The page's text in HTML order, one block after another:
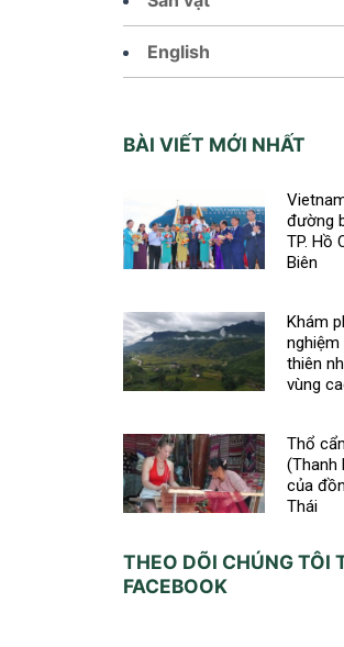
English
BÀI VIẾT MỚI NHẤT
đường
TP. Hồ
Biên
Khám
nghiệm
thiên
vùng
Thổ
(Thanh
của
Thái
THEO DÕI CHÚNG TÔI
FACEBOOK